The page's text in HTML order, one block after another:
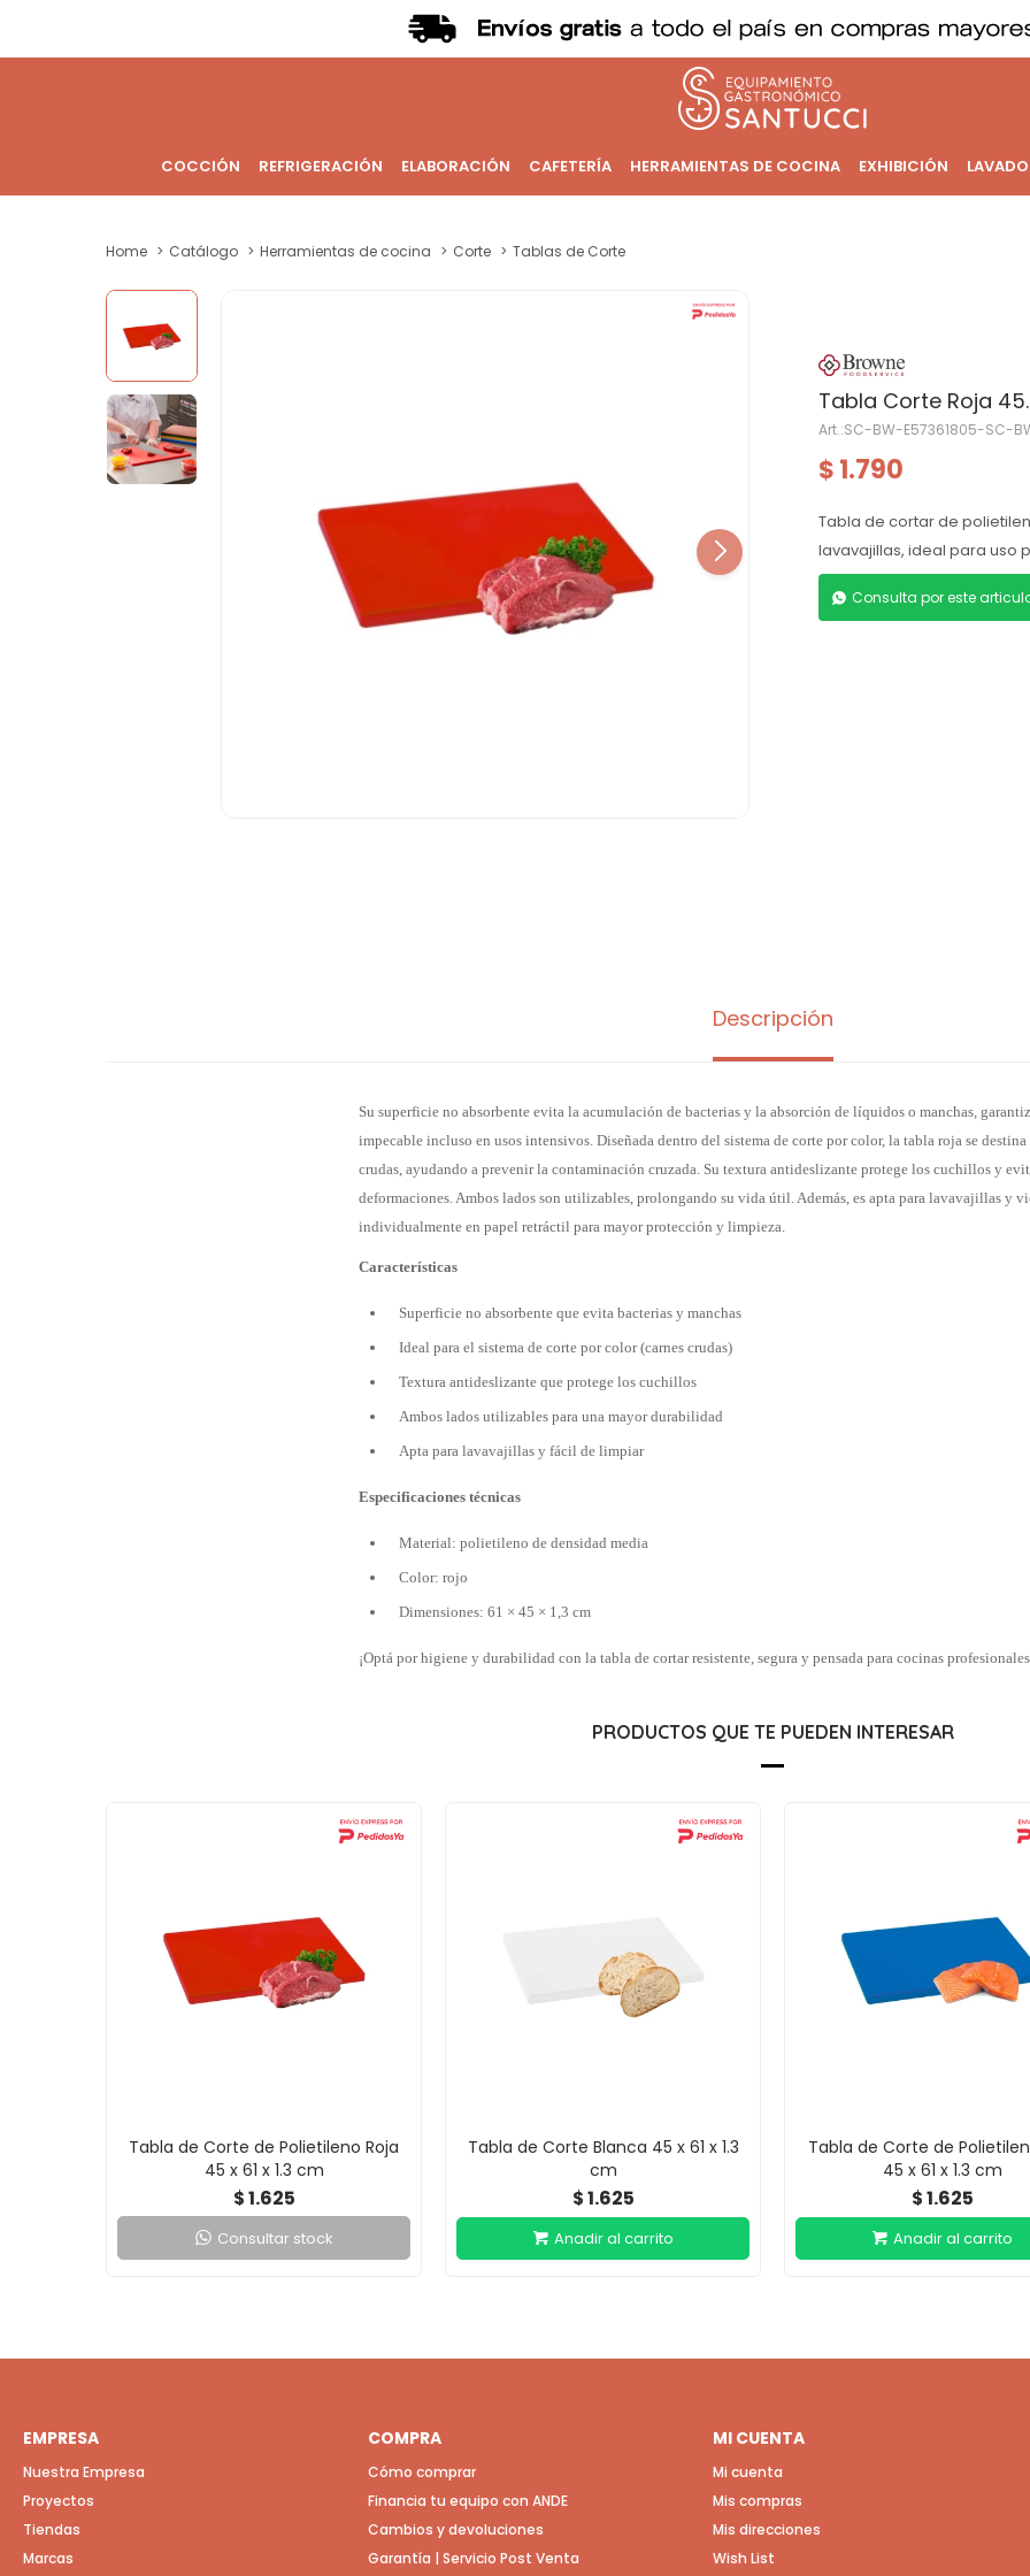
COCCIÓN REFRIGERACIÓN ELABORACIÓN CAFETERÍA HERRAMIENTAS DE COCINA EXHIBICIÓN LAVADO
Home Catálogo Herramientas de cocina Corte Tablas de Corte
Tabla Corte Roja
SC-BW-E57361805-SC-
$ 1.790
Tabla de cortar de
lavavajillas, ideal para uso
Consulta por este
Descripción
Su superficie no absorbente evita la acumulación de bacterias y la absorción de líquidos o manchas,
impecable incluso en usos intensivos. Diseñada dentro del sistema de corte por color, la tabla roja se destina
crudas, ayudando a prevenir la contaminación cruzada. Su textura antideslizante protege los cuchillos y
deformaciones. Ambos lados son utilizables, prolongando su vida útil. Además, es apta para lavavajillas y
individualmente en papel retráctil para mayor protección y limpieza.
Características
Superficie no absorbente que evita bacterias y manchas
Ideal para el sistema de corte por color (carnes crudas)
Textura antideslizante que protege los cuchillos
Ambos lados utilizables para una mayor durabilidad
Apta para lavavajillas y fácil de limpiar
Especificaciones técnicas
Material: polietileno de densidad media
Color: rojo
Dimensiones: 61 × 45 × 1,3 cm
¡Optá por higiene y durabilidad con la tabla de cortar resistente, segura y pensada para cocinas
PRODUCTOS QUE TE PUEDEN INTERESAR
Tabla de Corte de Polietileno Roja
45 x 61 x 1.3 cm
$1.625
Consultar stock
Tabla de Corte Blanca 45 x 61 x 1.3
cm
$1.625
Tabla de Corte de
45 x 61 x 1.3 cm
$1.625
EMPRESA
Nuestra Empresa
Proyectos
Tiendas
Marcas
COMPRA
Cómo comprar
Financia tu equipo con ANDE
Cambios y devoluciones
Garantía | Servicio Post Venta
MI CUENTA
Mi cuenta
Mis compras
Mis direcciones
Wish List